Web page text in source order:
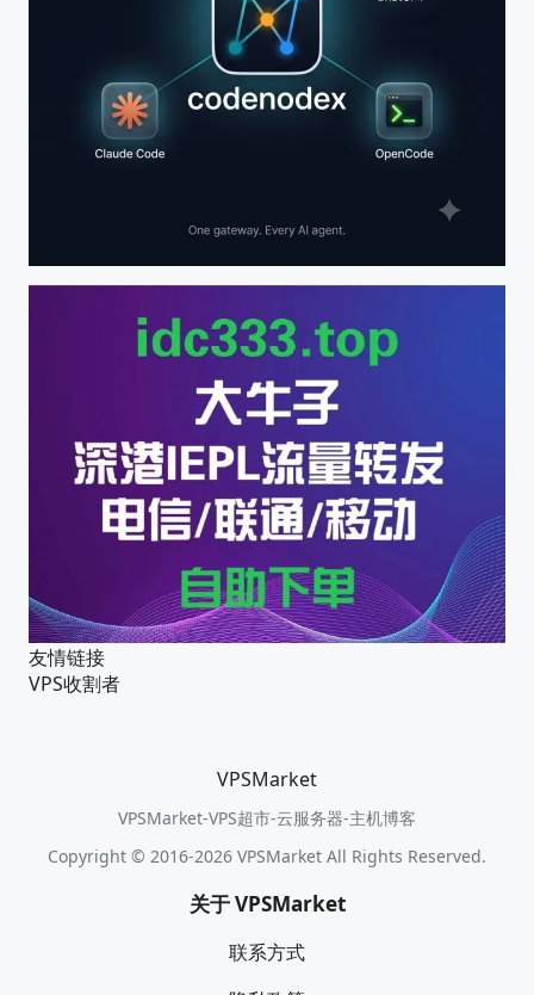
友情链接
VPS收割者
VPSMarket
VPSMarket-VPS超市-云服务器-主机博客
Copyright © 2016-2026 VPSMarket All Rights Reserved.
关于 VPSMarket
联系方式